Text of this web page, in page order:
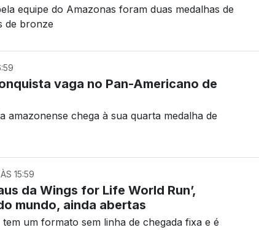
equipe do Amazonas foram duas medalhas de
de bronze
vaga no Pan-Americano de
amazonense chega à sua quarta medalha de
15:59
da Wings for Life World Run’,
mundo, ainda abertas
um formato sem linha de chegada fixa e é